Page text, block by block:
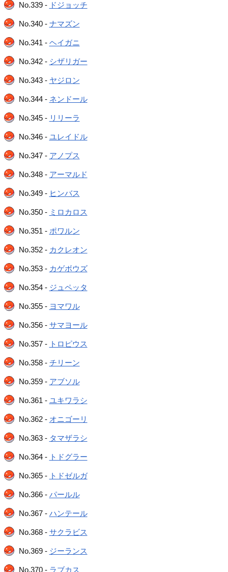
No.339 - ドジョッチ
No.340 - ナマズン
No.341 - ヘイガニ
No.342 - シザリガー
No.343 - ヤジロン
No.344 - ネンドール
No.345 - リリーラ
No.346 - ユレイドル
No.347 - アノプス
No.348 - アーマルド
No.349 - ヒンバス
No.350 - ミロカロス
No.351 - ポワルン
No.352 - カクレオン
No.353 - カゲボウズ
No.354 - ジュペッタ
No.355 - ヨマワル
No.356 - サマヨール
No.357 - トロピウス
No.358 - チリーン
No.359 - アブソル
No.361 - ユキワラシ
No.362 - オニゴーリ
No.363 - タマザラシ
No.364 - トドグラー
No.365 - トドゼルガ
No.366 - パールル
No.367 - ハンテール
No.368 - サクラビス
No.369 - ジーランス
No.370 - ラブカス